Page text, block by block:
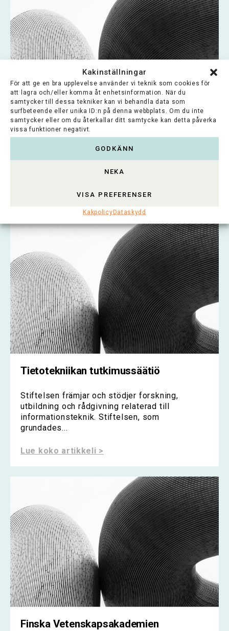
Kakinställningar
För att ge en bra upplevelse använder vi teknik som cookies för
att lagra och/eller komma åt enhetsinformation. När du
samtycker till dessa tekniker kan vi behandla data som
surfbeteende eller unika ID:n på denna webbplats. Om du inte
samtycker eller om du återkallar ditt samtycke kan detta påverka
vissa funktioner negativt.
GODKÄNN
NEKA
VISA PREFERENSER
KakpolicyDataskydd
Tekniska Föreningens i Finland Stiftelse
Tekniska Föreningen i Finland (TFiF) är en
arkitekter, naturvetare och...
Lue koko artikkeli >
Tietotekniikan tutkimussäätiö
Stiftelsen främjar och stödjer forskning,
utbildning och rådgivning relaterad till
informationsteknik. Stiftelsen, som
grundades...
Lue koko artikkeli >
Finska Vetenskapsakademien